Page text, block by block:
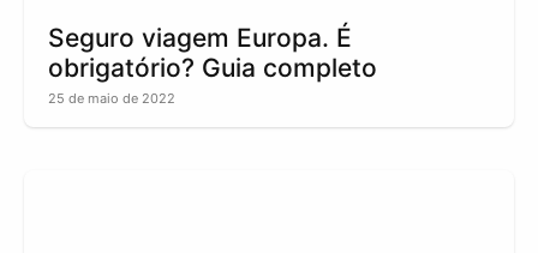
Seguro viagem Europa. É
obrigatório? Guia completo
25 de maio de 2022